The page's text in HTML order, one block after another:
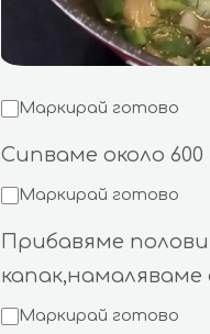
Маркирай готово
Сипваме около
Маркирай готово
Прибавяме
Маркирай готово